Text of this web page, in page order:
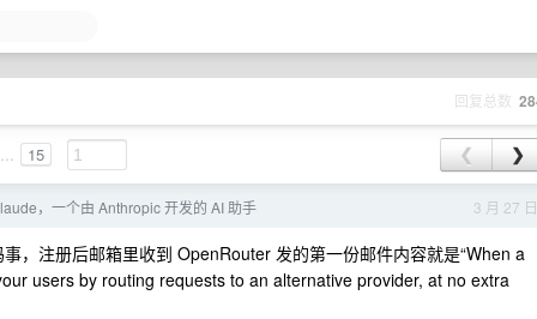
回复总数
15 ❮ ❯
3 月 27 日
，一个由 Anthropic 开发的 AI 助手
，注册后邮箱里收到 OpenRouter 发的第一份邮件内容就是“When a
users by routing requests to an alternative provider, at no extra